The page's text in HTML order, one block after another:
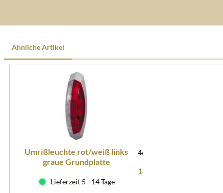
Ähnliche Artikel
Umrißleuchte rot/weiß links
graue Grundplatte
46905
14,50 € *
Lieferzeit 5 - 14 Tage